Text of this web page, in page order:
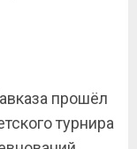
прошёл
турнира